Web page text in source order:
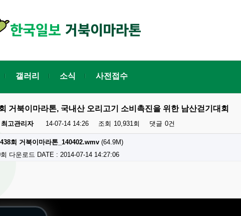
갤러리 소식 사전접수
거북이마라톤, 국내산 오리고기 소비촉진을 위한 남산걷기대회
최고관리자 14-07-14 14:26 조회 10,931회 댓글 0건
회 거북이마라톤_140402.wmv (64.9M)
다운로드 DATE : 2014-07-14 14:27:06